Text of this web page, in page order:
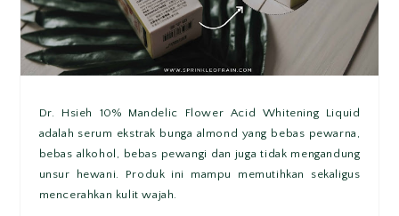
Dr. Hsieh 10% Mandelic Flower Acid Whitening Liquid
adalah serum ekstrak bunga almond yang bebas pewarna,
bebas alkohol, bebas pewangi dan juga tidak mengandung
unsur hewani. Produk ini mampu memutihkan sekaligus
mencerahkan kulit wajah.